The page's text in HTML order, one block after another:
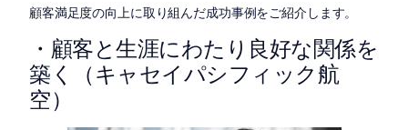
顧客満足度の向上に取り組んだ成功事例をご紹介します。
・顧客と生涯にわたり良好な関係を
築く（キャセイパシフィック航
空）